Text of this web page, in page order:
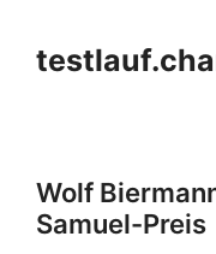
springen
Wolf
Samuel-Preis